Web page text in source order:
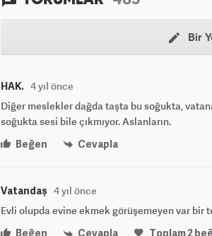
Bir
HAK. 4 yıl önce
Diğer meslekler dağda taşta bu soğukta,
soğukta sesi bile çıkmıyor. Aslanların.
Beğen
Cevapla
Vatandaş 4 yıl önce
Evli olupda evine ekmek görüşemeyen var bir
Beğen
Cevapla Toplam2